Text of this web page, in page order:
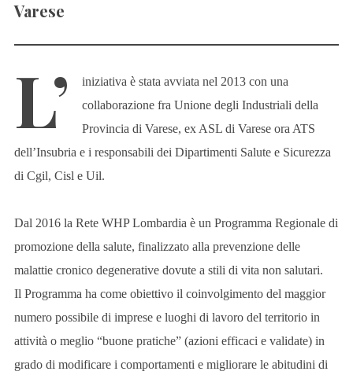
Varese
L’
iniziativa è stata avviata nel 2013 con una
collaborazione fra Unione degli Industriali della
Provincia di Varese, ex ASL di Varese ora ATS
dell’Insubria e i responsabili dei Dipartimenti Salute e Sicurezza
di Cgil, Cisl e Uil.
Dal 2016 la Rete WHP Lombardia è un Programma Regionale di
promozione della salute, finalizzato alla prevenzione delle
malattie cronico degenerative dovute a stili di vita non salutari.
Il Programma ha come obiettivo il coinvolgimento del maggior
numero possibile di imprese e luoghi di lavoro del territorio in
attività o meglio “buone pratiche” (azioni efficaci e validate) in
grado di modificare i comportamenti e migliorare le abitudini di